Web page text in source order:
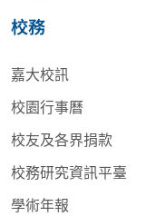
校務
嘉大校訊
校園行事曆
校友及各界捐款
校務研究資訊平臺
學術年報